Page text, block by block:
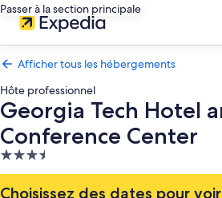
Passer à la section principale
Afficher tous les hébergements
Hôte professionnel
Georgia Tech Hotel
Conference Center
Hébergement
3.5 étoiles
Choisissez des dates pour